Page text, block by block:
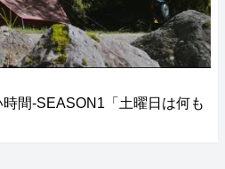
間‐SEASON1「土曜日は何も